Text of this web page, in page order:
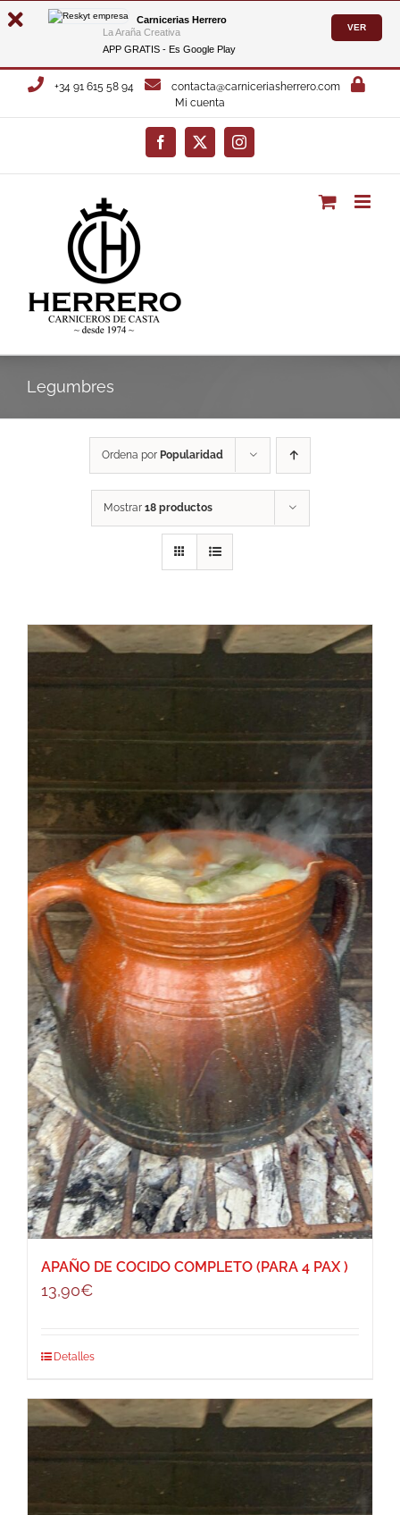
Carnicerias Herrero
La Araña Creativa
APP GRATIS - Es Google Play
VER
Saltar
+34 91 615 58 94
contacta@carniceriasherrero.com
Mi cuenta
Facebook
X Instagram
Legumbres
Ordena por Popularidad
Mostrar 18 productos
APAÑO DE COCIDO COMPLETO (PARA 4 PAX )
13,90€
Detalles